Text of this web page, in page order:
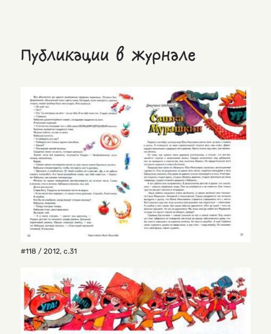
Публикации в журнале
#118 / 2012, с.31